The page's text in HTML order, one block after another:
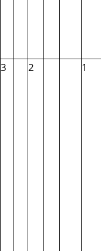
3 2 1